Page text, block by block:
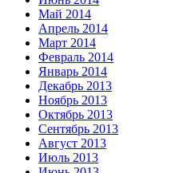
Май 2014
Апрель 2014
Март 2014
Февраль 2014
Январь 2014
Декабрь 2013
Ноябрь 2013
Октябрь 2013
Сентябрь 2013
Август 2013
Июль 2013